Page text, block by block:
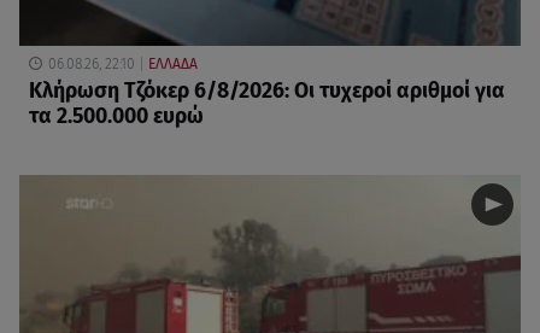
06.08.26, 22:10 ΕΛΛΑΔΑ
Κλήρωση Τζόκερ 6/8/2026: Οι τυχεροί αριθμοί για
τα 2.500.000 ευρώ